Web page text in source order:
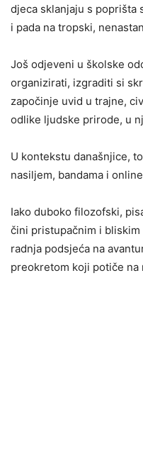
djeca sklanjaju s poprišta
i pada na tropski,
Još odjeveni u školske
organizirati, izgraditi si
započinje uvid u trajne,
odlike ljudske prirode, u
U kontekstu današnjice,
nasiljem, bandama i
Iako duboko filozofski,
čini pristupačnim i
radnja podsjeća na
preokretom koji potiče na